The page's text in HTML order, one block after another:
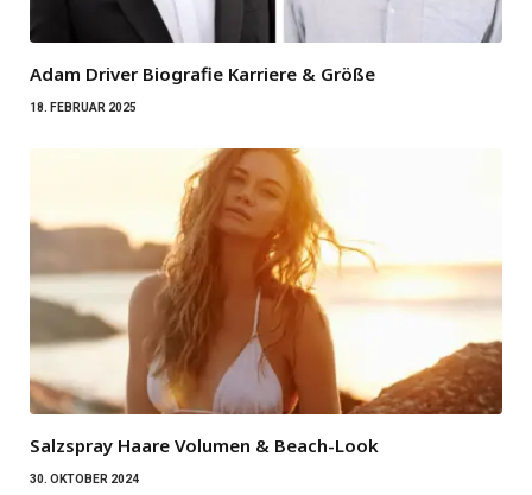
Adam Driver Biografie Karriere & Größe
18. FEBRUAR 2025
Salzspray Haare Volumen & Beach-Look
30. OKTOBER 2024